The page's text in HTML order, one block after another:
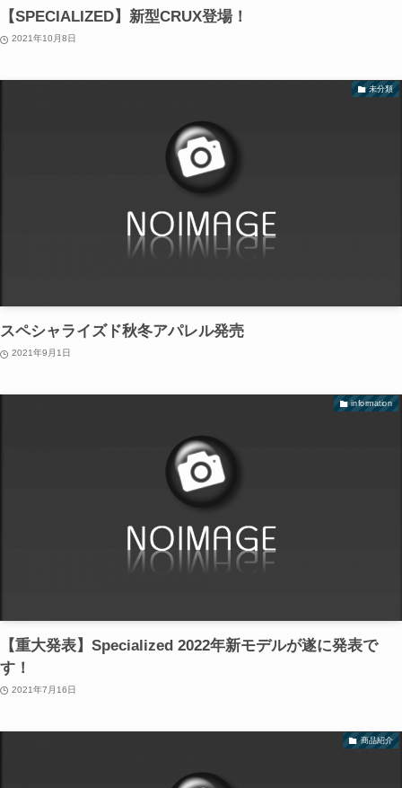
【SPECIALIZED】新型CRUX登場！
2021年10月8日
未分類
スペシャライズド秋冬アパレル発売
2021年9月1日
information
【重大発表】Specialized 2022年新モデルが遂に発表で
す！
2021年7月16日
商品紹介